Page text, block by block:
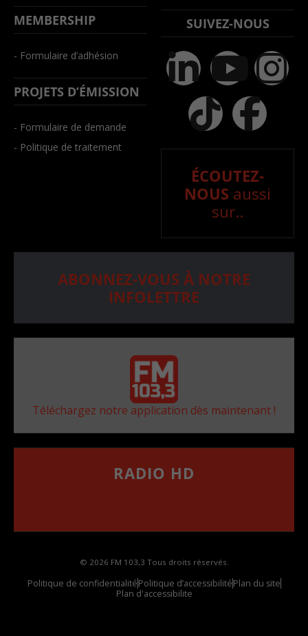
MEMBERSHIP
- Formulaire d’adhésion
PROJETS D’ÉMISSION
- Formulaire de demande
- Politique de traitement
SUIVEZ-NOUS
ÉCOUTEZ-
NOUS aussi
sur..
ABONNEZ-VOUS À NOTRE
INFOLETTRE
Téléchargez notre application dès maintenant !
RADIO HD
© 2026 FM 103,3 Tous droits réservés.
Politique de confidentialitéPolitique d’accessibilitéPlan du site
Plan d'accessibilite